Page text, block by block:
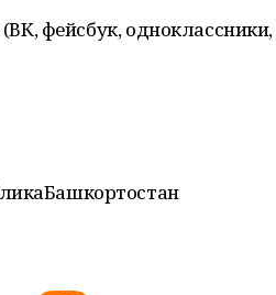
фейсбук, одноклассники,